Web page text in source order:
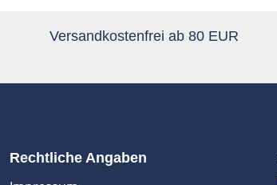
Versandkostenfrei ab 80 EUR
Rechtliche Angaben